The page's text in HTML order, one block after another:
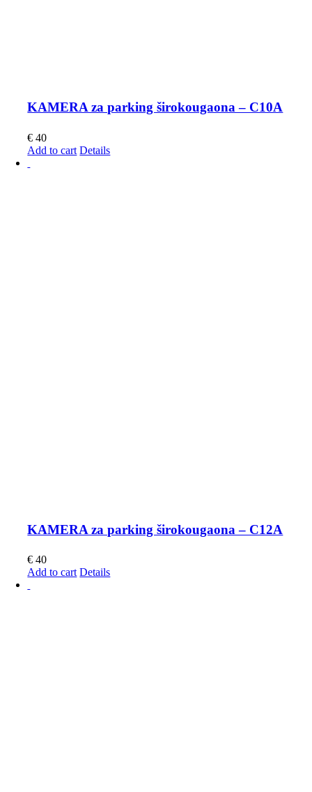
KAMERA za parking širokougaona – C10A
€ 40
Add to cart Details
KAMERA za parking širokougaona – C12A
€ 40
Add to cart Details